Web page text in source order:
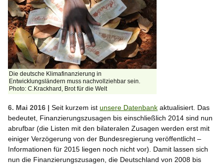
Die deutsche Klimafinanzierung in
Entwicklungsländern muss nachvollziehbar sein.
Photo: C.Krackhard, Brot für die Welt
6. Mai 2016 | Seit kurzem ist unsere Datenbank aktualisiert. Das
bedeutet, Finanzierungszusagen bis einschließlich 2014 sind nun
abrufbar (die Listen mit den bilateralen Zusagen werden erst mit
einiger Verzögerung von der Bundesregierung veröffentlicht –
Informationen für 2015 liegen noch nicht vor). Damit lassen sich
nun die Finanzierungszusagen, die Deutschland von 2008 bis